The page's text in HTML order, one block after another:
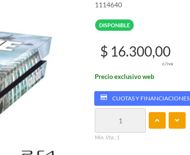
1114640
DISPONIBLE
$ 16.300,00
c/iva
Precio exclusivo web
CUOTAS Y FINANCIACIONES
Min. Vta.: 1